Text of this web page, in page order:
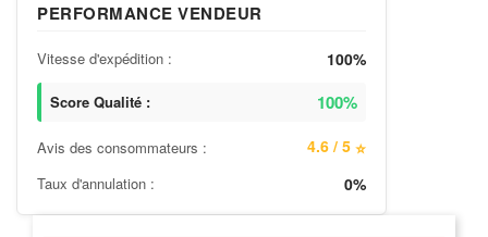
PERFORMANCE VENDEUR
Vitesse d'expédition : 100%
Score Qualité : 100%
Avis des consommateurs : 4.6 / 5 ⭐
Taux d'annulation : 0%